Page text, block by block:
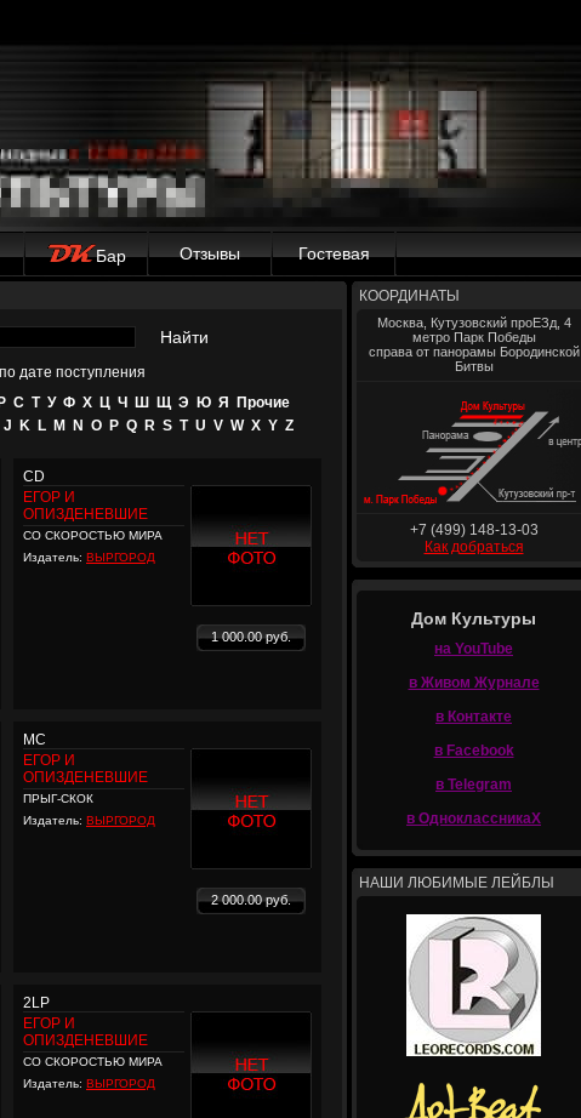
Бар Отзывы Гостевая
Найти
по дате поступления
Р С Т У Ф Х Ц Ч Ш Щ Э Ю Я
Прочие
J K L M N O P Q R S T U V W X Y Z
CD
ЕГОР И
ОПИЗДЕНЕВШИЕ
СО СКОРОСТЬЮ МИРА
Издатель: ВЫРГОРОД
1 000.00 руб.
MC
ЕГОР И
ОПИЗДЕНЕВШИЕ
ПРЫГ-СКОК
Издатель: ВЫРГОРОД
2 000.00 руб.
2LP
ЕГОР И
ОПИЗДЕНЕВШИЕ
СО СКОРОСТЬЮ МИРА
Издатель: ВЫРГОРОД
КООРДИНАТЫ
Москва, Кутузовский проЕЗд, 4
метро Парк Победы
справа от панорамы Бородинской
Битвы
+7 (499) 148-13-03
Как добраться
Дом Культуры
на YouTube
в Живом Журнале
в Контакте
в Facebook
в Telegram
в ОдноклассникаХ
НАШИ ЛЮБИМЫЕ ЛЕЙБЛЫ